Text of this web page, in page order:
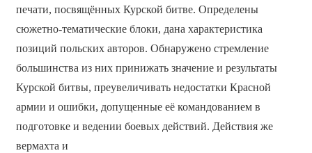
печати, посвящённых Курской битве. Определены
сюжетно-тематические блоки, дана характеристика
позиций польских авторов. Обнаружено стремление
большинства из них принижать значение и результаты
Курской битвы, преувеличивать недостатки Красной
армии и ошибки, допущенные её командованием в
подготовке и ведении боевых действий. Действия же
вермахта и